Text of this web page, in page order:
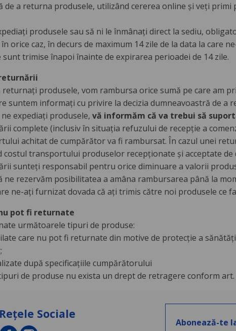
de a returna produsele, utilizând cererea online și veți
produsele sau să ni le înmânați direct la sediu,
orice caz, în decurs de maximum 14 zile de la data la care
sunt trimise înapoi înainte de expirarea perioadei de 14 zile.
returnați produsele, vom rambursa orice sumă pe care am
suntem informați cu privire la decizia dumneavoastră de a
ne expediați produsele,vă informăm că va trebui să
complete (inclusiv în situația refuzului de recepție a
achitat de cumpărător va fi rambursat. În cazul unei
costul transportului produselor recepționate și acceptate de
sunteți responsabil pentru orice diminuare a valorii
ne rezervăm posibilitatea a amâna rambursarea până la
ne-ați furnizat dovada că ați trimis către noi produsele ce
pot fi returnate
următoarele tipuri de produse:
care nu pot fi returnate din motive de protecție a
după specificațiile cumpărătorului
de produse nu exista un drept de retragere conform art.
Rețele Sociale
Abonează-te